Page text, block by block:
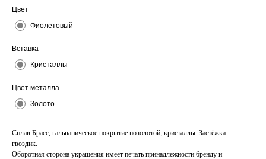
Цвет
Фиолетовый
Вставка
Кристаллы
Цвет металла
Золото
Сплав Брасс, гальваническое покрытие позолотой, кристаллы. Застёжка:
гвоздик.
Оборотная сторона украшения имеет печать принадлежности бренду и